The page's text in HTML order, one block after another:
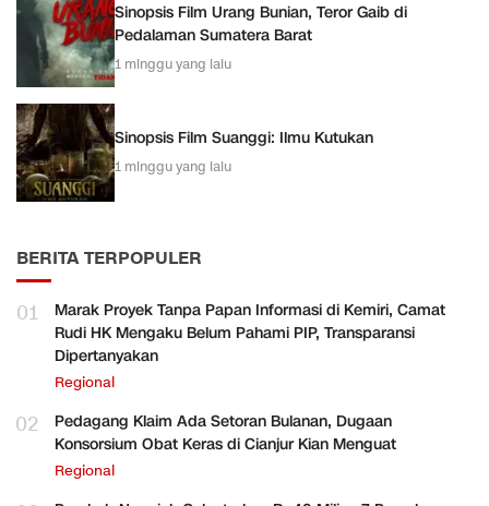
Sinopsis Film Urang Bunian, Teror Gaib di
Pedalaman Sumatera Barat
1 minggu yang lalu
Sinopsis Film Suanggi: Ilmu Kutukan
1 minggu yang lalu
BERITA TERPOPULER
01
Marak Proyek Tanpa Papan Informasi di Kemiri, Camat
Rudi HK Mengaku Belum Pahami PIP, Transparansi
Dipertanyakan
Regional
02
Pedagang Klaim Ada Setoran Bulanan, Dugaan
Konsorsium Obat Keras di Cianjur Kian Menguat
Regional